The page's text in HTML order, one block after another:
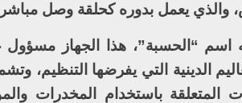
والذي يعمل بدوره كحلقة وصل
اسم “الحسبة”، هذا الجهاز مسؤول
الدينية التي يفرضها التنظيم،
المتعلقة باستخدام المخدرات